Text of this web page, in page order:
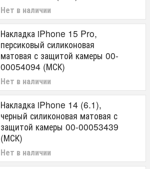
Нет в наличии
Накладка iPhone 15 Pro,
персиковый силиконовая
матовая с защитой камеры 00-
00054094 (МСК)
Нет в наличии
Накладка iPhone 14 (6.1),
черный силиконовая матовая с
защитой камеры 00-00053439
(МСК)
Нет в наличии